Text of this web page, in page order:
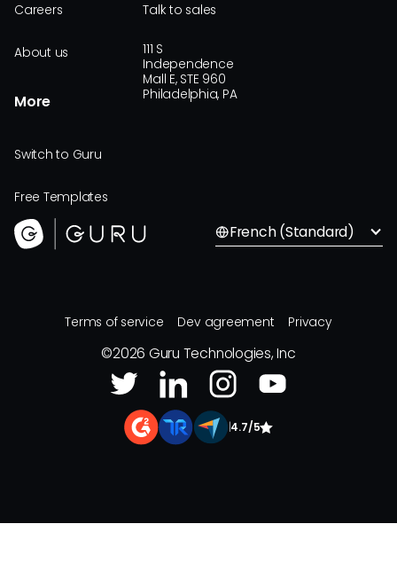
Careers
About us
More
Switch to Guru
Free Templates
Talk to sales
111 S
Independence
Mall E, STE 960
Philadelphia, PA
French (Standard)
Terms of service Dev agreement Privacy
©2026 Guru Technologies, Inc
|4.7/5